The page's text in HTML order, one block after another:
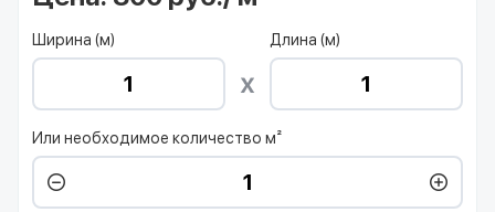
Ширина (м) Длина (м)
Или необходимое количество м²